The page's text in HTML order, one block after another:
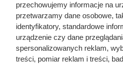
przechowujemy informacje na
przetwarzamy dane osobowe,
identyfikatory, standardowe
urządzenie czy dane
spersonalizowanych reklam,
treści, pomiar reklam i treści,